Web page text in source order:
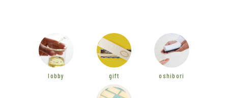
lobby gift oshibori